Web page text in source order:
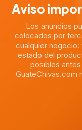
Aviso
Los anuncios
colocados por
cualquier
estado del
posibles
GuateChivas.com